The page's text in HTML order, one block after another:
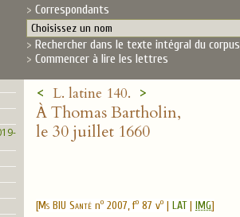
Correspondants
Rechercher dans le texte intégral du corpus
Commencer à lire les lettres